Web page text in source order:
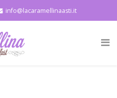
info@lacaramellinaasti.it